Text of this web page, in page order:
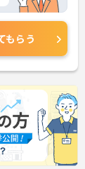
もらう